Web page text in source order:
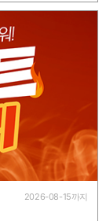
2026-08-15까지